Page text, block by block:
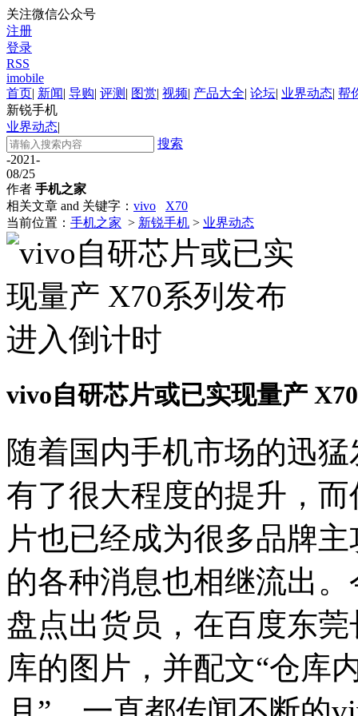
关注微信公众号
注册
登录
RSS
imobile
首页| 新闻| 导购| 评测 | 图赏| 视频| 产品大全| 论坛| 业界动态| 帮
新锐手机
业界动态|
搜索
-2021-
08/25
作者 手机之家
相关文章 and 关键字： vivo
X70
当前位置： 手机之家 > 新锐手机 > 业界动态
vivo自研芯片或已实现量产
随着国内手机市场的迅
有了很大程度的提升，
片也已经成为很多品牌
的各种消息也相继流出
盘点出货员，在百度东
库的图片，并配文“仓库